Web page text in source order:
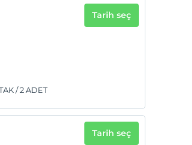
/ 2 ADET
Tarih seç
Tarih seç